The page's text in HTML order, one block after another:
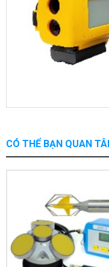
CÓ THỂ BẠN QUAN